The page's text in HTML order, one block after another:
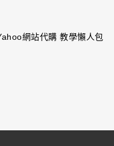
網站代購 教學懶人包